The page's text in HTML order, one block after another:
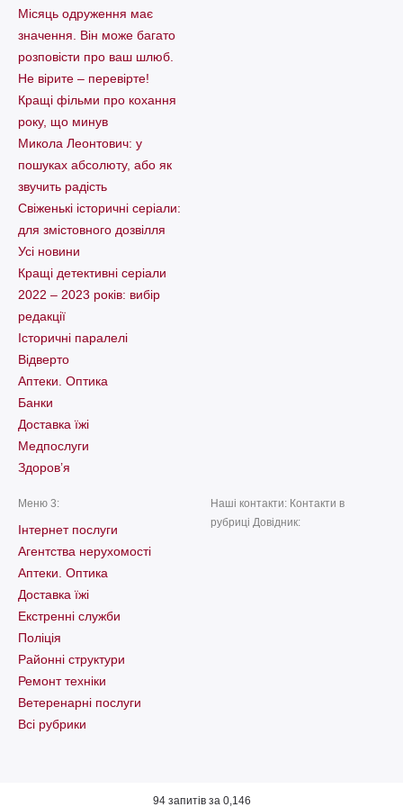
Місяць одруження має
значення. Він може багато
розповісти про ваш шлюб.
Не вірите – перевірте!
Кращі фільми про кохання
року, що минув
Микола Леонтович: у
пошуках абсолюту, або як
звучить радість
Свіженькі історичні серіали:
для змістовного дозвілля
Усі новини
Кращі детективні серіали
2022 – 2023 років: вибір
редакції
Історичні паралелі
Відверто
Аптеки. Оптика
Банки
Доставка їжі
Медпослуги
Здоров’я
Меню 3:
Інтернет послуги
Агентства нерухомості
Аптеки. Оптика
Доставка їжі
Екстренні служби
Поліція
Районні структури
Ремонт техніки
Ветеренарні послуги
Всі рубрики
Наші контакти: Контакти в
рубриці Довідник:
94 запитів за 0,146